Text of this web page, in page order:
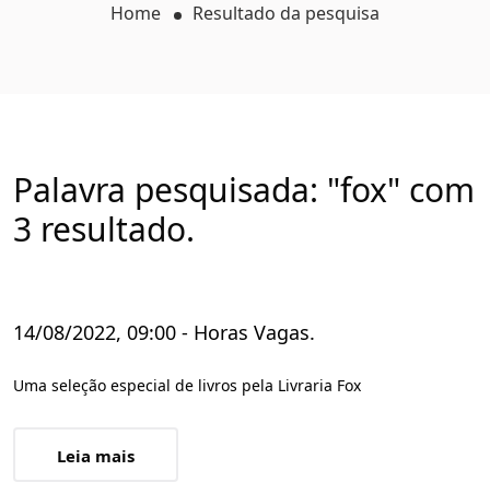
Home Resultado da pesquisa
Palavra pesquisada: "fox" com
3 resultado.
14/08/2022, 09:00 - Horas Vagas.
Uma seleção especial de livros pela Livraria Fox
Leia mais